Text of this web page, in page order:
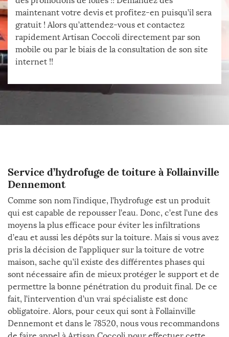
maintenant votre devis et profitez-en puisqu’il sera
gratuit ! Alors qu’attendez-vous et contactez
rapidement Artisan Coccoli directement par son
mobile ou par le biais de la consultation de son site
internet !!
Service d’hydrofuge de toiture à Follainville
Dennemont
Comme son nom l’indique, l’hydrofuge est un produit
qui est capable de repousser l’eau. Donc, c’est l’une des
moyens la plus efficace pour éviter les infiltrations
d’eau et aussi les dépôts sur la toiture. Mais si vous avez
pris la décision de l’appliquer sur la toiture de votre
maison, sache qu’il existe des différentes phases qui
sont nécessaire afin de mieux protéger le support et de
permettre la bonne pénétration du produit final. De ce
fait, l’intervention d’un vrai spécialiste est donc
obligatoire. Alors, pour ceux qui sont à Follainville
Dennemont et dans le 78520, nous vous recommandons